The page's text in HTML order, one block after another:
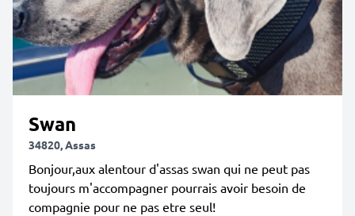
Swan
34820, Assas
Bonjour,aux alentour d'assas swan qui ne peut pas
toujours m'accompagner pourrais avoir besoin de
compagnie pour ne pas etre seul!